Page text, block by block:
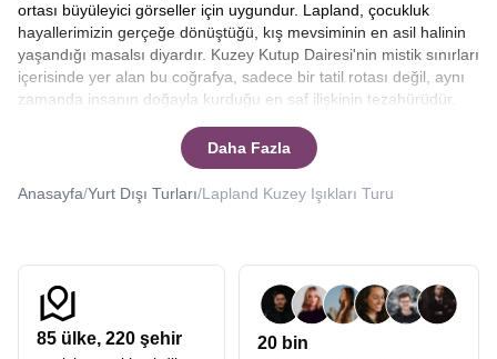
ortası büyüleyici görseller için uygundur. Lapland, çocukluk
hayallerimizin gerçeğe dönüştüğü, kış mevsiminin en asil halinin
yaşandığı masalsı diyardır. Kuzey Kutup Dairesi'nin mistik sınırları
içerisinde yer alan bu coğrafya, sadece bir tatil rotası değil, aynı
zamanda insanın doğayla kurduğu en saf ilişkinin tezahürüdür.
derinliklerinde, gökyüzünde beliren yeşil ışıkların altında dururken
hissettiğiniz o tarifsiz heyecan, hayatınız boyunca
unutamayacağınız bir anıya dönüşür.Avrupa Rüyası
her detayıyla kusursuz bir kış tatili vaat ediyor. Finlandiya’nın
kalbinde, Rovaniemi’nin büyülü ormanlarında geçireceğiniz
günler, size modern dünyanın kaosundan uzaklaşma ve kendinizi
Daha Fazla
Anasayfa/Yurt Dışı Turları/Lapland Kuzey Işıkları Turu
85 ülke, 220 şehir 20 bin